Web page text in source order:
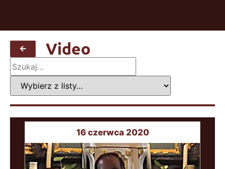
Video
16 czerwca 2020